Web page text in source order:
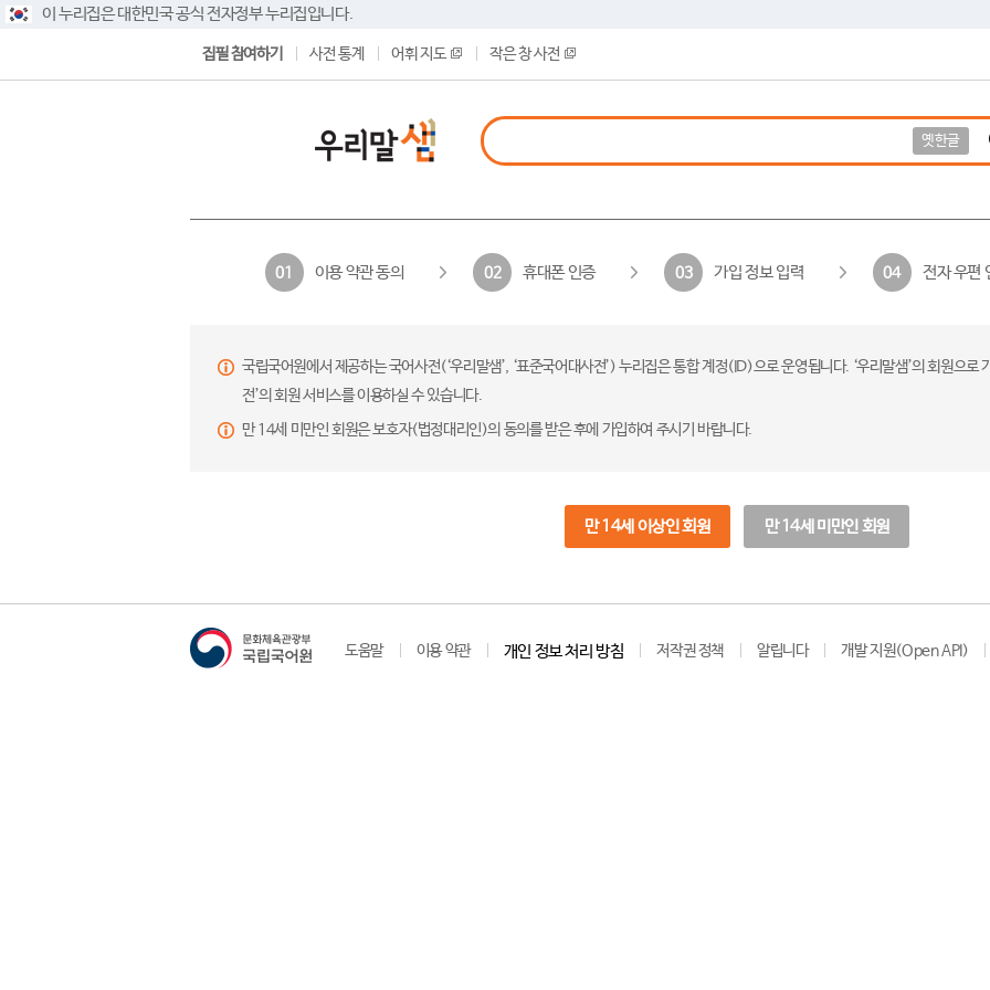
이 누리집은 대한민국 공식 전자정부 누리집입니다.
집필 참여하기 사전 통계 어휘 지도 작은 창 사전
옛한글
01 이용 약관 동의 02 휴대폰 인증 03 가입 정보 입력 04 전자 우편
국립국어원에서 제공하는 국어사전(‘우리말샘’, ‘표준국어대사전’) 누리집은 통합 계정(ID)으로 운영됩니다. ‘우리말샘’의 회원으
전’의 회원 서비스를 이용하실 수 있습니다.
만 14세 미만인 회원은 보호자(법정대리인)의 동의를 받은 후에 가입하여 주시기 바랍니다.
만 14세 이상인 회원 만 14세 미만인 회원
도움말 이용 약관 개인 정보 처리 방침 저작권 정책 알립니다 개발 지원(Open API)